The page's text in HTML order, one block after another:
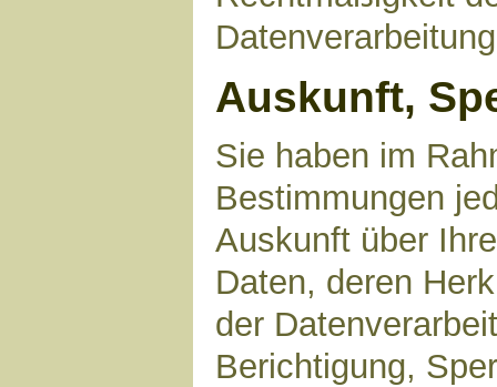
Auskunft,
Sie haben im
Bestimmungen
Auskunft über
Daten, deren
der
Berichtigung,